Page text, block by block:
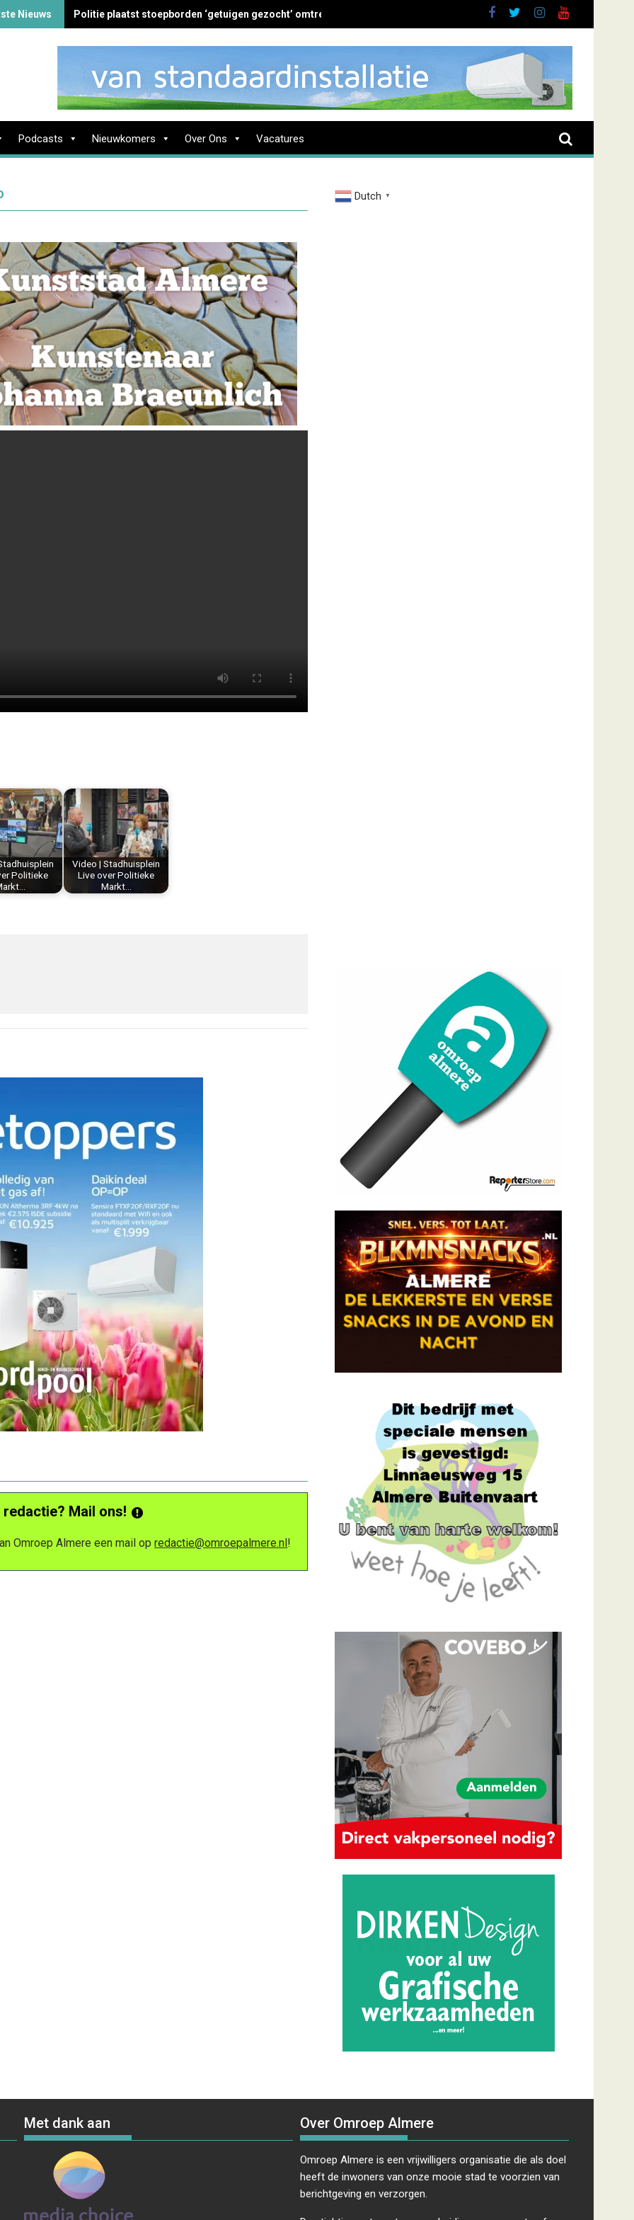
Nieuws Politie plaatst stoepborden ‘getuigen gezocht’ omtrent overval Elbastraat
Podcasts Nieuwkomers Over Ons Vacatures
Politieke
Video | Stadhuisplein
Live over Politieke
Markt…
Mail ons!
Omroep Almere een mail opredactie@omroepalmere.nl !
Dutch ▼
Met dank aan Over Omroep Almere
Omroep Almere is een vrijwilligers organisatie die als doel
heeft de inwoners van onze mooie stad te voorzien van
berichtgeving en verzorgen.